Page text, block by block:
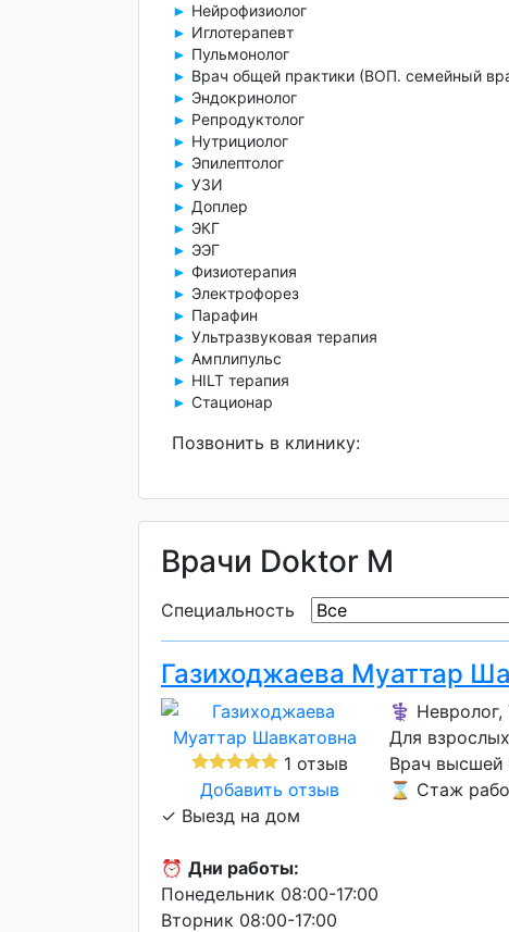
► Нейрофизиолог
► Иглотерапевт
► Пульмонолог
► Врач общей практики (ВОП. семейный
► Эндокринолог
► Репродуктолог
► Нутрициолог
► Эпилептолог
► УЗИ
► Доплер
► ЭКГ
► ЭЭГ
► Физиотерапия
► Электрофорез
► Парафин
► Ультразвуковая терапия
► Амплипульс
► HILT терапия
► Стационар
Позвонить в клинику:
Врачи Doktor M
Специальность
Газиходжаева Муаттар
1 отзыв
Добавить отзыв
⚕️ Невролог,
Для
Врач высшей
⌛ Стаж
✓ Выезд на дом
⏰ Дни работы:
Понедельник 08:00-17:00
Вторник 08:00-17:00